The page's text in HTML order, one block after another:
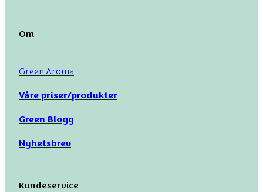
Om
Green Aroma
Våre priser/produkter
Green Blogg
Nyhetsbrev
Kundeservice